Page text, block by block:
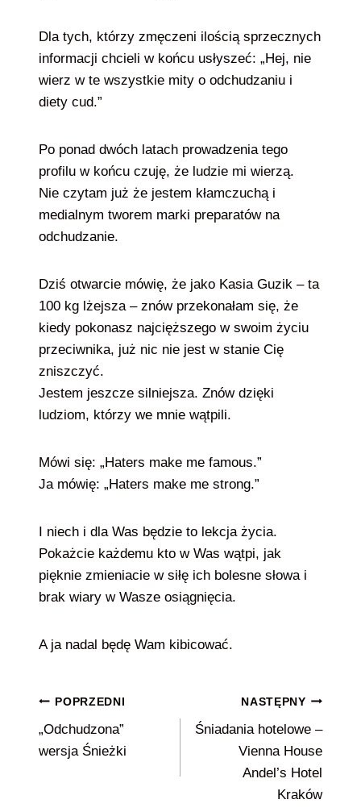
Dla tych, którzy zmęczeni ilością sprzecznych
informacji chcieli w końcu usłyszeć: „Hej, nie
wierz w te wszystkie mity o odchudzaniu i
diety cud.”
Po ponad dwóch latach prowadzenia tego
profilu w końcu czuję, że ludzie mi wierzą.
Nie czytam już że jestem kłamczuchą i
medialnym tworem marki preparatów na
odchudzanie.
Dziś otwarcie mówię, że jako Kasia Guzik – ta
100 kg lżejsza – znów przekonałam się, że
kiedy pokonasz najcięższego w swoim życiu
przeciwnika, już nic nie jest w stanie Cię
zniszczyć.
Jestem jeszcze silniejsza. Znów dzięki
ludziom, którzy we mnie wątpili.
Mówi się: „Haters make me famous.”
Ja mówię: „Haters make me strong.”
I niech i dla Was będzie to lekcja życia.
Pokażcie każdemu kto w Was wątpi, jak
pięknie zmieniacie w siłę ich bolesne słowa i
brak wiary w Wasze osiągnięcia.
A ja nadal będę Wam kibicować.
Nawigacja
wpisu
POPRZEDNI
„Odchudzona”
wersja Śnieżki
NASTĘPNY
Śniadania hotelowe –
Vienna House
Andel’s Hotel
Kraków